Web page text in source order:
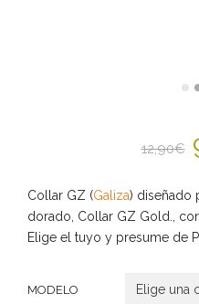
12,90€
Collar GZ (Galiza) diseñado
dorado, Collar GZ Gold.,
Elige el tuyo y presume de
MODELO